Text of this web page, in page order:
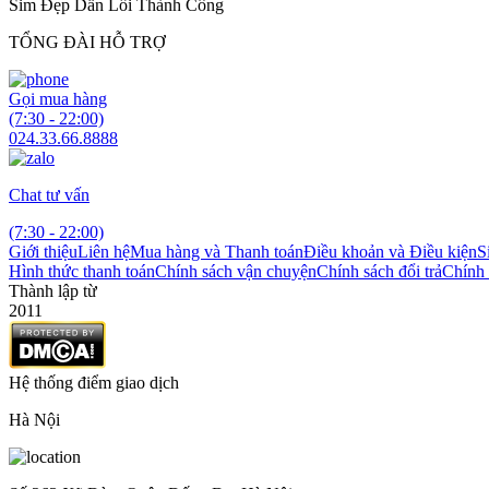
Sim Đẹp Dẫn Lối Thành Công
TỔNG ĐÀI HỖ TRỢ
Gọi mua hàng
(7:30 - 22:00)
024.33.66.8888
Chat tư vấn
(7:30 - 22:00)
Giới thiệuLiên hệMua hàng và Thanh toánĐiều khoản và Điều kiện
Hình thức thanh toánChính sách vận chuyệnChính sách đổi trảChính
Thành lập từ
2011
Hệ thống điểm giao dịch
Hà Nội